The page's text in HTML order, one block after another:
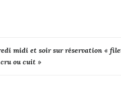
midi et soir sur réservation «
ou cuit »